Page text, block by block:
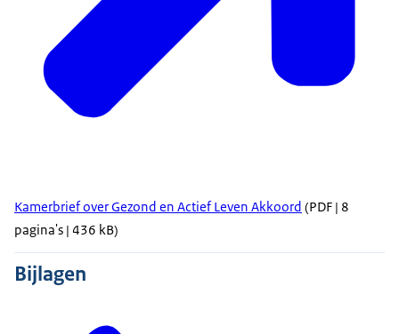
Kamerbrief over Gezond en Actief Leven Akkoord (PDF | 8
pagina's | 436 kB)
Bijlagen